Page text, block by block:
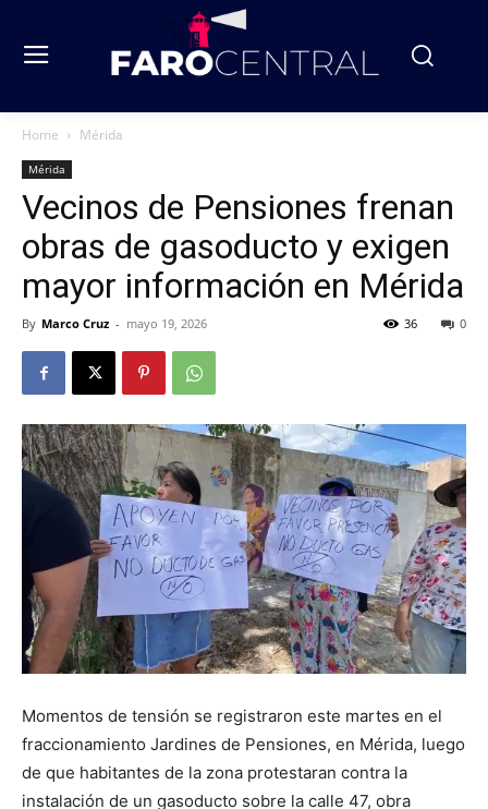
Home Mérida
Mérida
Vecinos de Pensiones frenan
obras de gasoducto y exigen
mayor información en Mérida
By Marco Cruz - mayo 19, 2026 0
36
Momentos de tensión se registraron este martes en el
fraccionamiento Jardines de Pensiones, en Mérida, luego
de que habitantes de la zona protestaran contra la
instalación de un gasoducto sobre la calle 47, obra